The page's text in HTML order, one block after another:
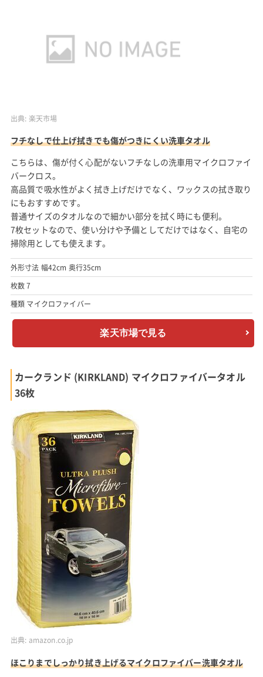
出典: 楽天市場
フチなしで仕上げ拭きでも傷がつきにくい洗車タオル
こちらは、傷が付く心配がないフチなしの洗車用マイクロファイ
バークロス。
高品質で吸水性がよく拭き上げだけでなく、ワックスの拭き取り
にもおすすめです。
普通サイズのタオルなので細かい部分を拭く時にも便利。
7枚セットなので、使い分けや予備としてだけではなく、自宅の
掃除用としても使えます。
外形寸法 幅42cm 奥行35cm
枚数 7
種類 マイクロファイバー
楽天市場で見る
カークランド (KIRKLAND) マイクロファイバータオル
36枚
出典: amazon.co.jp
ほこりまでしっかり拭き上げるマイクロファイバー洗車タオル